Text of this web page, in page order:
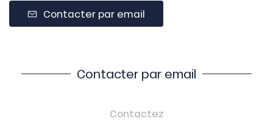
Contacter par email
Contacter par email
Contactez